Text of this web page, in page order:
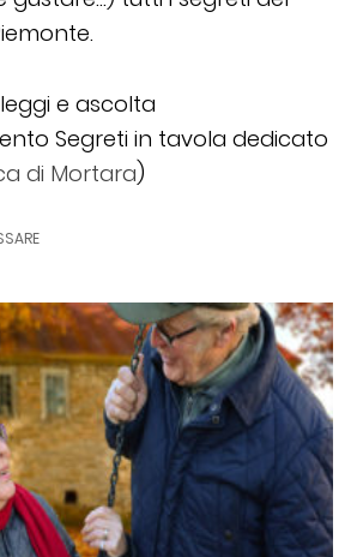
e ascolta
Segreti in tavola dedicato
di Mortara)